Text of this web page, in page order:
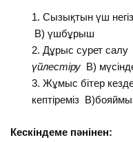
Сызықтын үш
В) үшбұрыш
Дұрыс сурет
үйлестіру В)
Жұмыс бітер
кептіреміз
Кескіндеме пәнінен: